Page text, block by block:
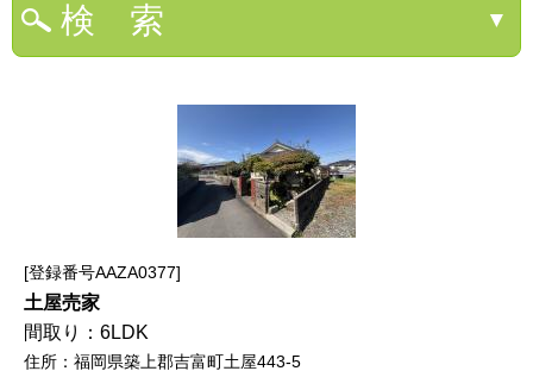
検 索 ▼
登録番号AAZA0377
土屋売家
6LDK
福岡県築上郡吉富町土屋443-5